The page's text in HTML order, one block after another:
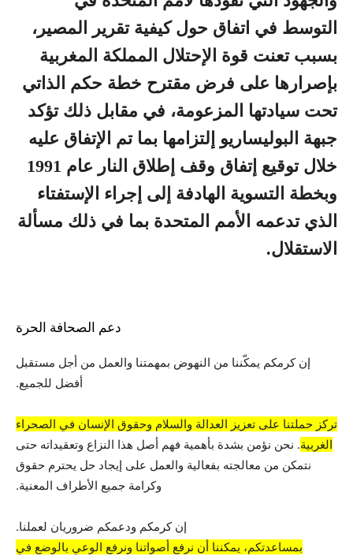
التوسط في اتفاق حول كيفية تقرير المصير،
بسبب تعنت قوة الإحتلال المملكة المغربية
بإصرارها على فرض مقترح خطة حكم الذاتي
تحت سيادتها المزعومة، في مقابل ذلك تؤكد
جبهة البوليساريو إلتزامها بما تم الإتفاق عليه
خلال توقيع إتفاق وقف إطلاق النار عام 1991
وبخطة التسوية الهادفة إلى إجراء الإستفتاء
الذي تدعمه الأمم المتحدة بما في ذلك مسألة
الاستقلال.
دعم الصحافة الحرة
إن كرمكم يمكّننا من النهوض بمهمتنا والعمل من أجل مستقبل
أفضل للجميع.
تركز حملتنا على تعزيز العدالة والسلام وحقوق الإنسان في الصحراء
الغربية. نحن نؤمن بشدة بأهمية فهم أصل هذا النزاع وتعقيداته حتى
نتمكن من معالجته بفعالية والعمل على إيجاد حل يحترم حقوق
وكرامة جميع الأطراف المعنية.
إن كرمكم ودعمكم ضروريان لعملنا.
بمساعدتكم، يمكننا أن نرفع أصواتنا ونرفع الوعي بالوضع في